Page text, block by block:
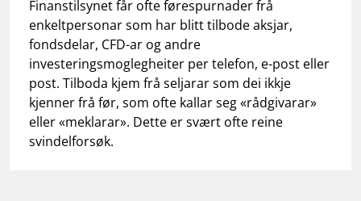
Finanstilsynet får ofte førespurnader frå
enkeltpersonar som har blitt tilbode aksjar,
fondsdelar, CFD-ar og andre
investeringsmoglegheiter per telefon, e-post eller
post. Tilboda kjem frå seljarar som dei ikkje
kjenner frå før, som ofte kallar seg «rådgivarar»
eller «meklarar». Dette er svært ofte reine
svindelforsøk.